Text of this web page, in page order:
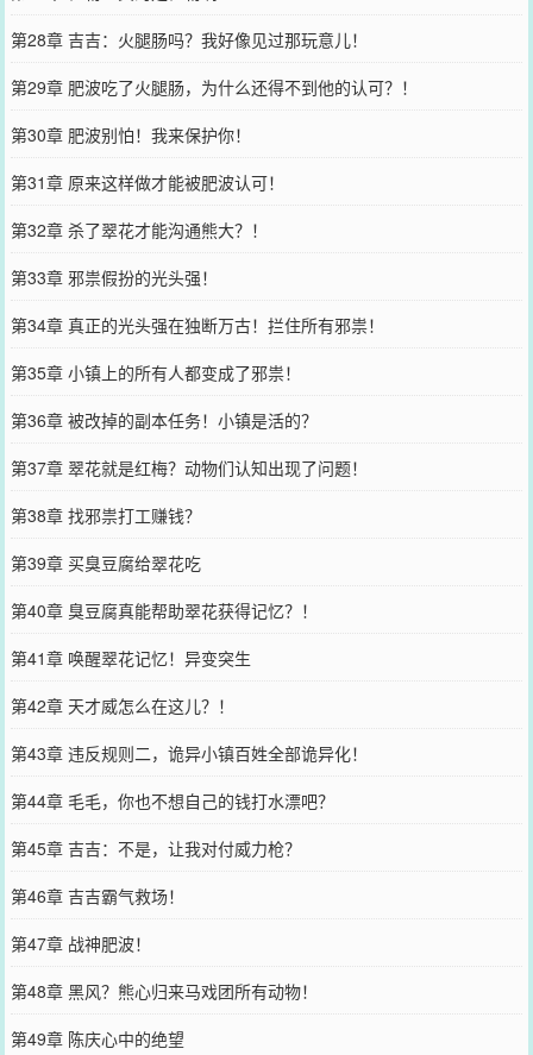
第28章 吉吉：火腿肠吗？我好像见过那玩意儿！
第29章 肥波吃了火腿肠，为什么还得不到他的认可？！
第30章 肥波别怕！我来保护你！
第31章 原来这样做才能被肥波认可！
第32章 杀了翠花才能沟通熊大？！
第33章 邪祟假扮的光头强！
第34章 真正的光头强在独断万古！拦住所有邪祟！
第35章 小镇上的所有人都变成了邪祟！
第36章 被改掉的副本任务！小镇是活的？
第37章 翠花就是红梅？动物们认知出现了问题！
第38章 找邪祟打工赚钱？
第39章 买臭豆腐给翠花吃
第40章 臭豆腐真能帮助翠花获得记忆？！
第41章 唤醒翠花记忆！异变突生
第42章 天才威怎么在这儿？！
第43章 违反规则二，诡异小镇百姓全部诡异化！
第44章 毛毛，你也不想自己的钱打水漂吧？
第45章 吉吉：不是，让我对付威力枪？
第46章 吉吉霸气救场！
第47章 战神肥波！
第48章 黑风？熊心归来马戏团所有动物！
第49章 陈庆心中的绝望